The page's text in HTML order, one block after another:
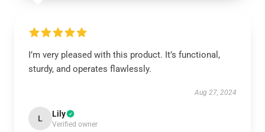
I’m very pleased with this product. It’s functional,
sturdy, and operates flawlessly.
Aug 27, 2024
L Lily
Verified owner